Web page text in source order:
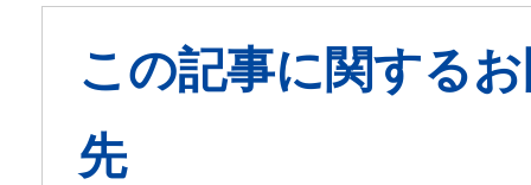
この記事に関する
先